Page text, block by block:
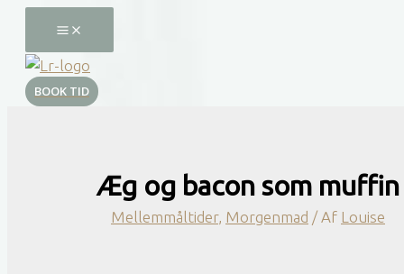
indholdet
BOOK TID
Æg og bacon som muffin
Mellemmåltider, Morgenmad / Af Louise